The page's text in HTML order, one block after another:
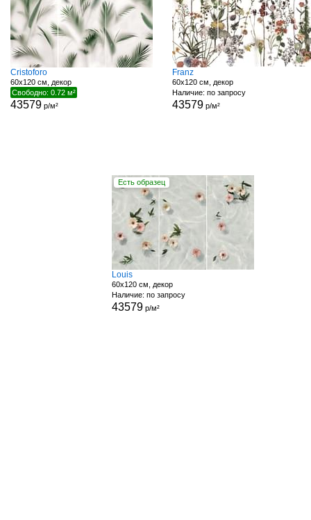
Cristoforo
60x120 см, декор
Свободно: 0.72 м²
43579 р/м²
Franz
60x120 см, декор
Наличие: по запросу
43579р/м²
Есть образец
Louis
60x120 см, декор
Наличие: по запросу
43579р/м²